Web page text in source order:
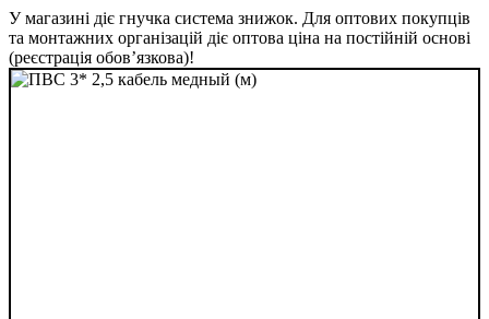
У магазині діє гнучка система знижок. Для оптових покупців
та монтажних організацій діє оптова ціна на постійній основі
(реєстрація обов’язкова)!